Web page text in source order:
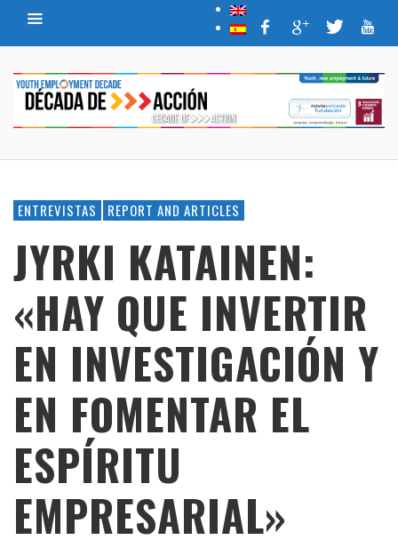
ENTREVISTAS REPORT AND ARTICLES
JYRKI KATAINEN:
«HAY QUE INVERTIR
EN INVESTIGACIÓN Y
EN FOMENTAR EL
ESPÍRITU
EMPRESARIAL»